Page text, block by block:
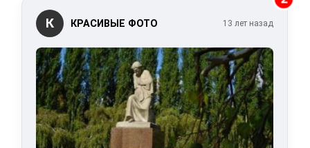
К КРАСИВЫЕ ФОТО 13 лет назад